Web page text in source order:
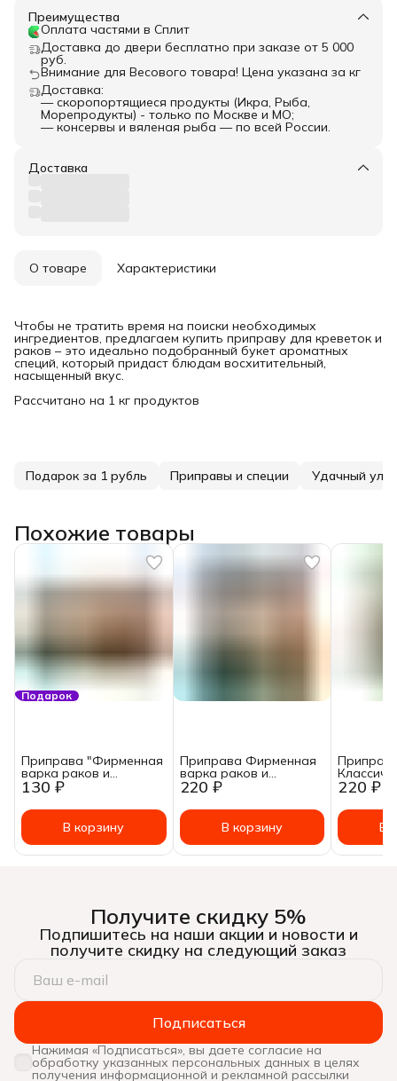
Преимущества
Оплата частями в Сплит
Доставка до двери бесплатно при заказе от 5 000
руб.
Внимание для Весового товара! Цена указана за кг
Доставка:
— скоропортящиеся продукты (Икра, Рыба,
Морепродукты) - только по Москве и МО;
— консервы и вяленая рыба — по всей России.
Доставка
О товаре Характеристики
Чтобы не тратить время на поиски необходимых
ингредиентов, предлагаем купить приправу для креветок и
раков – это идеально подобранный букет ароматных
специй, который придаст блюдам восхитительный,
насыщенный вкус.
Рассчитано на 1 кг продуктов
Подарок за 1 рубль Приправы и специи Удачный
Похожие товары
Подарок
130 ₽
Приправа "Фирменная
варка раков и
креветок" пакетик 50
гр.
В корзину
220 ₽
Приправа Фирменная
варка раков и
креветок Специология
150 гр
В корзину
220 ₽
раков и
В
Получите скидку 5%
Подпишитесь на наши акции и новости и
получите скидку на следующий заказ
Подписаться
Нажимая «Подписаться», вы даете согласие на
обработку указанных персональных данных в целях
получения информационной и рекламной рассылки